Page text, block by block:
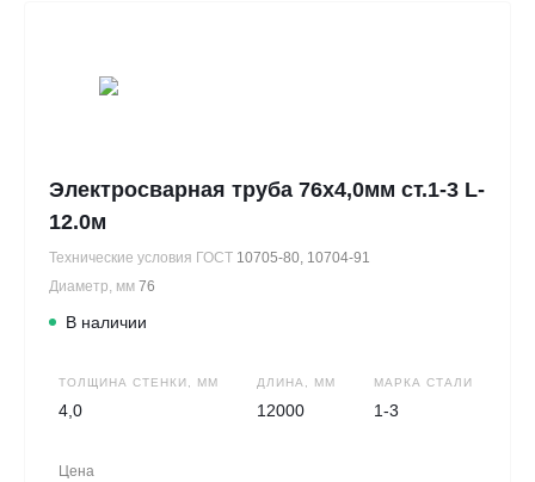
Электросварная труба 76х4,0мм ст.1-3 L-
12.0м
Технические условия ГОСТ 10705-80, 10704-91
Диаметр, мм 76
В наличии
ТОЛЩИНА СТЕНКИ, ММ
4,0
ДЛИНА, ММ
12000
МАРКА СТАЛИ
1-3
Цена